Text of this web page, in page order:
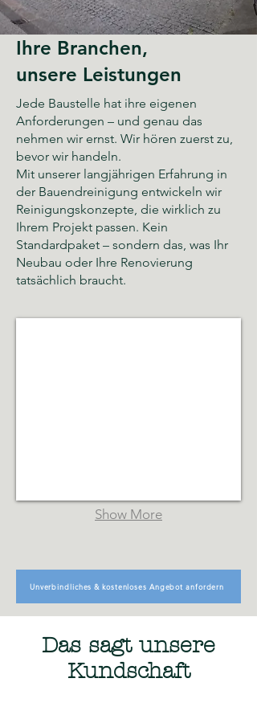
Ihre Branchen,
unsere Leistungen
Jede Baustelle hat ihre eigenen
Anforderungen – und genau das
nehmen wir ernst. Wir hören zuerst zu,
bevor wir handeln.
Mit unserer langjährigen Erfahrung in
der Bauendreinigung entwickeln wir
Reinigungskonzepte, die wirklich zu
Ihrem Projekt passen. Kein
Standardpaket – sondern das, was Ihr
Neubau oder Ihre Renovierung
tatsächlich braucht.
Show More
Unverbindliches & kostenloses Angebot anfordern
Das sagt unsere
Kundschaft